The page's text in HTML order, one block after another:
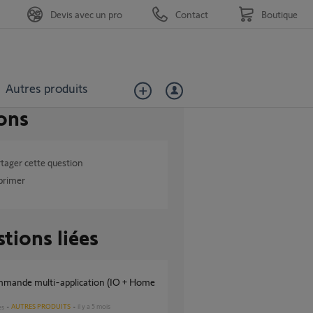
Autres produits
Devis avec un pro Contact Boutique
cette question
liées
AUTRES PRODUITS il y a 5 mois